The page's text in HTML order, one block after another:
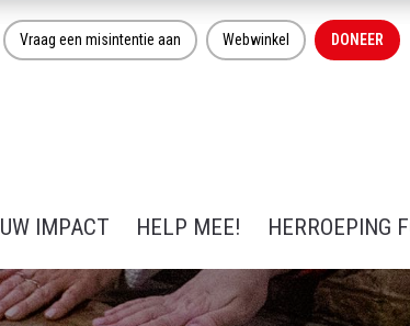
Vraag een misintentie aan Webwinkel DONEER
UW IMPACT HELP MEE! HERROEPING